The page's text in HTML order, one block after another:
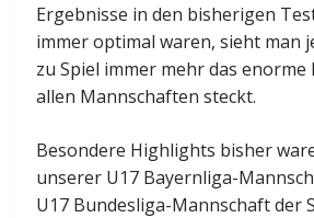
Ergebnisse in den bisherigen
immer optimal waren, sieht man
zu Spiel immer mehr das enorme
allen Mannschaften steckt.
Besondere Highlights bisher
unserer U17 Bayernliga-
U17 Bundesliga-Mannschaft der